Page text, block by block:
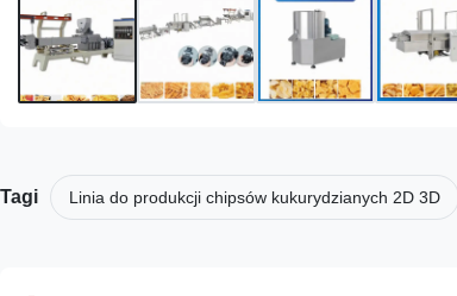
Tagi Linia do produkcji chipsów kukurydzianych 2D 3D